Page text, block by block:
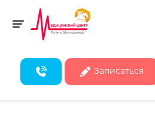
Toggle navigation
Записаться
Скидка 50% на все консультации
августа